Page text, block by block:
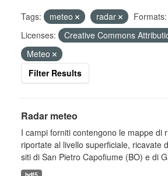
Tags: meteo radar Formats:
Licenses:
Creative Commons
Meteo
Filter Results
Radar meteo
I campi forniti contengono le mappe di
riportate al livello superficiale, ricavate
siti di San Pietro Capofiume (BO) e di